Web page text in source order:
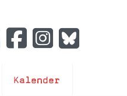
Kalender